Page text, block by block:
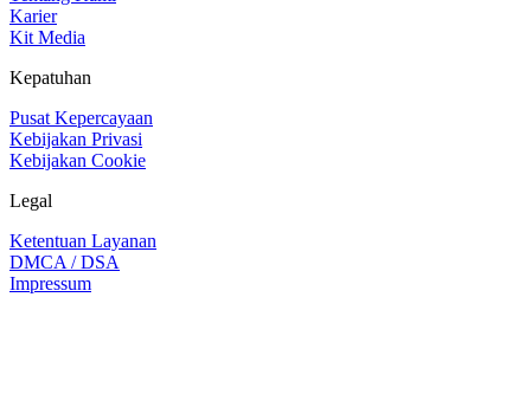
Karier
Kit Media
Kepatuhan
Pusat Kepercayaan
Kebijakan Privasi
Kebijakan Cookie
Legal
Ketentuan Layanan
DMCA / DSA
Impressum